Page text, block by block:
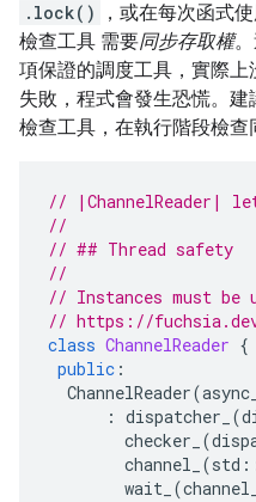
.lock()
，或在每次函式
檢查工具 需要同步存取權
項保證的調度工具，實際
失敗，程式會發生恐慌。
檢查工具，在執行階段檢查
// |ChannelReader|
//
// ## Thread safety
//
// Instances must be
// https://fuchsia.dev/
class ChannelReader {
public :
ChannelReader(
: dispatcher_ (
checker_ (
channel_ (std
wait_ (channel_